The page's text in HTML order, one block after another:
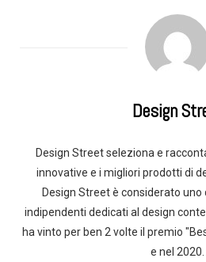
Design
Design Street seleziona e
innovative e i migliori prodotti di
Design Street è considerato
indipendenti dedicati al design
ha vinto per ben 2 volte il premio
e nel 2020.